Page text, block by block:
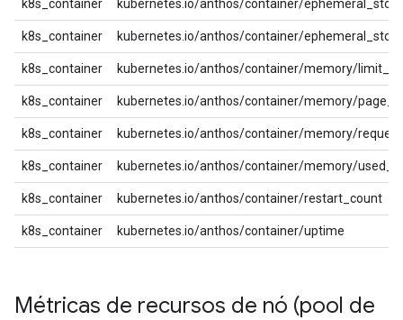
k8s_container kubernetes.io/anthos/container/
k8s_container kubernetes.io/anthos/container/
k8s_container kubernetes.io/anthos/container/memory/
k8s_container kubernetes.io/anthos/container/memory/
k8s_container kubernetes.io/anthos/container/memory/
k8s_container kubernetes.io/anthos/container/memory/
k8s_container kubernetes.io/anthos/container/restart_count
k8s_container kubernetes.io/anthos/container/uptime
Métricas de recursos de nó (pool de